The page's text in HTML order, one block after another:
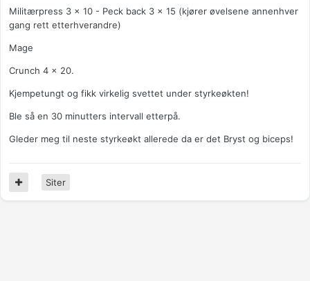
Militærpress 3 x 10 - Peck back 3 x 15 (kjører øvelsene annenhver
gang rett etterhverandre)
Mage
Crunch 4 x 20.
Kjempetungt og fikk virkelig svettet under styrkeøkten!
Ble så en 30 minutters intervall etterpå.
Gleder meg til neste styrkeøkt allerede da er det Bryst og biceps!
Siter